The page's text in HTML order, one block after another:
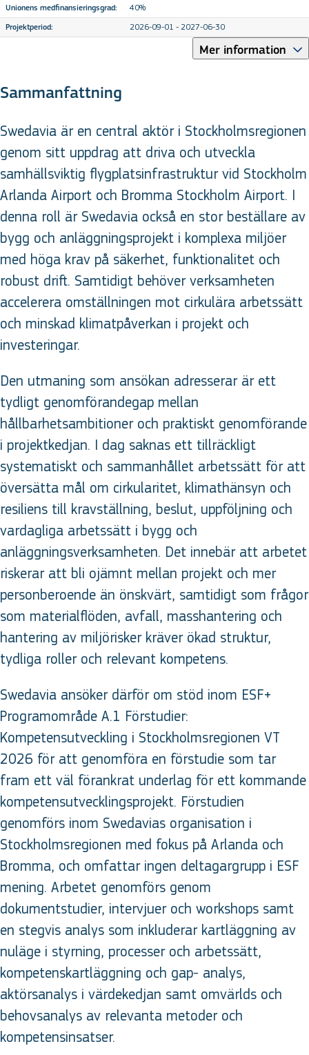
Unionens medfinansieringsgrad: 40%
Projektperiod: 2026-09-01 - 2027-06-30
Mer information
Sammanfattning
Swedavia är en central aktör i Stockholmsregionen
genom sitt uppdrag att driva och utveckla
samhällsviktig flygplatsinfrastruktur vid Stockholm
Arlanda Airport och Bromma Stockholm Airport. I
denna roll är Swedavia också en stor beställare av
bygg och anläggningsprojekt i komplexa miljöer
med höga krav på säkerhet, funktionalitet och
robust drift. Samtidigt behöver verksamheten
accelerera omställningen mot cirkulära arbetssätt
och minskad klimatpåverkan i projekt och
investeringar.
Den utmaning som ansökan adresserar är ett
tydligt genomförandegap mellan
hållbarhetsambitioner och praktiskt genomförande
i projektkedjan. I dag saknas ett tillräckligt
systematiskt och sammanhållet arbetssätt för att
översätta mål om cirkularitet, klimathänsyn och
resiliens till kravställning, beslut, uppföljning och
vardagliga arbetssätt i bygg och
anläggningsverksamheten. Det innebär att arbetet
riskerar att bli ojämnt mellan projekt och mer
personberoende än önskvärt, samtidigt som frågor
som materialflöden, avfall, masshantering och
hantering av miljörisker kräver ökad struktur,
tydliga roller och relevant kompetens.
Swedavia ansöker därför om stöd inom ESF+
Programområde A.1 Förstudier:
Kompetensutveckling i Stockholmsregionen VT
2026 för att genomföra en förstudie som tar
fram ett väl förankrat underlag för ett kommande
kompetensutvecklingsprojekt. Förstudien
genomförs inom Swedavias organisation i
Stockholmsregionen med fokus på Arlanda och
Bromma, och omfattar ingen deltagargrupp i ESF
mening. Arbetet genomförs genom
dokumentstudier, intervjuer och workshops samt
en stegvis analys som inkluderar kartläggning av
nuläge i styrning, processer och arbetssätt,
kompetenskartläggning och gap- analys,
aktörsanalys i värdekedjan samt omvärlds och
behovsanalys av relevanta metoder och
kompetensinsatser.